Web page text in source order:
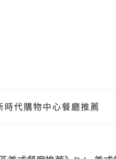
時代購物中心餐廳推薦